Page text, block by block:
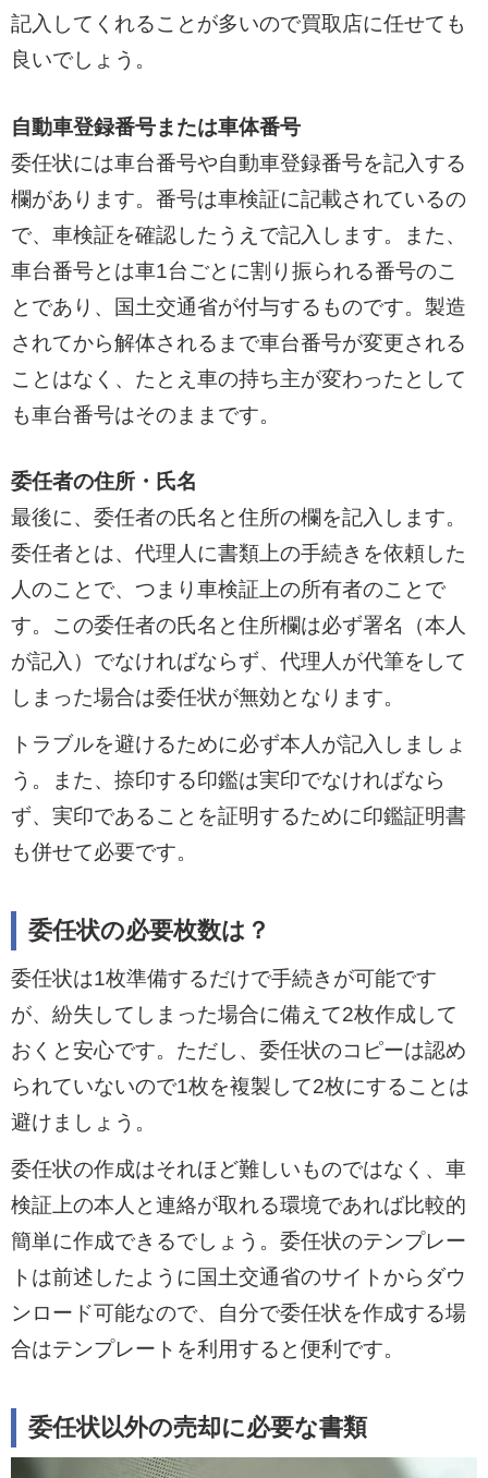
記入してくれることが多いので買取店に任せても
良いでしょう。
自動車登録番号または車体番号
委任状には車台番号や自動車登録番号を記入する
欄があります。番号は車検証に記載されているの
で、車検証を確認したうえで記入します。また、
車台番号とは車1台ごとに割り振られる番号のこ
とであり、国土交通省が付与するものです。製造
されてから解体されるまで車台番号が変更される
ことはなく、たとえ車の持ち主が変わったとして
も車台番号はそのままです。
委任者の住所・氏名
最後に、委任者の氏名と住所の欄を記入します。
委任者とは、代理人に書類上の手続きを依頼した
人のことで、つまり車検証上の所有者のことで
す。この委任者の氏名と住所欄は必ず署名（本人
が記入）でなければならず、代理人が代筆をして
しまった場合は委任状が無効となります。
トラブルを避けるために必ず本人が記入しましょ
う。また、捺印する印鑑は実印でなければなら
ず、実印であることを証明するために印鑑証明書
も併せて必要です。
委任状の必要枚数は？
委任状は1枚準備するだけで手続きが可能です
が、紛失してしまった場合に備えて2枚作成して
おくと安心です。ただし、委任状のコピーは認め
られていないので1枚を複製して2枚にすることは
避けましょう。
委任状の作成はそれほど難しいものではなく、車
検証上の本人と連絡が取れる環境であれば比較的
簡単に作成できるでしょう。委任状のテンプレー
トは前述したように国土交通省のサイトからダウ
ンロード可能なので、自分で委任状を作成する場
合はテンプレートを利用すると便利です。
委任状以外の売却に必要な書類